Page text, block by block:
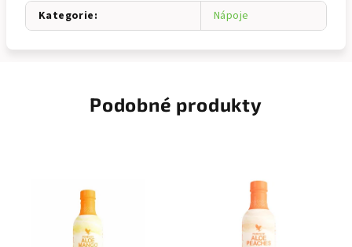
Kategorie: Nápoje
Podobné produkty